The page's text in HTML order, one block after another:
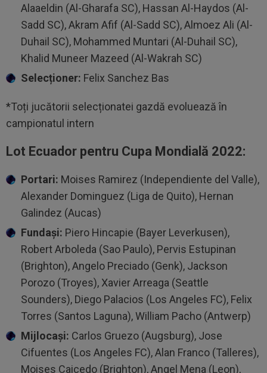
Alaaeldin (Al-Gharafa SC), Hassan Al-Haydos (Al-
Sadd SC), Akram Afif (Al-Sadd SC), Almoez Ali (Al-
Duhail SC), Mohammed Muntari (Al-Duhail SC),
Khalid Muneer Mazeed (Al-Wakrah SC)
Selecționer: Felix Sanchez Bas
*Toți jucătorii selecționatei gazdă evoluează în
campionatul intern
Lot Ecuador pentru Cupa Mondială 2022:
Portari: Moises Ramirez (Independiente del Valle),
Alexander Dominguez (Liga de Quito), Hernan
Galindez (Aucas)
Fundaşi: Piero Hincapie (Bayer Leverkusen),
Robert Arboleda (Sao Paulo), Pervis Estupinan
(Brighton), Angelo Preciado (Genk), Jackson
Porozo (Troyes), Xavier Arreaga (Seattle
Sounders), Diego Palacios (Los Angeles FC), Felix
Torres (Santos Laguna), William Pacho (Antwerp)
Mijlocaşi: Carlos Gruezo (Augsburg), Jose
Cifuentes (Los Angeles FC), Alan Franco (Talleres),
Moises Caicedo (Brighton), Angel Mena (Leon),